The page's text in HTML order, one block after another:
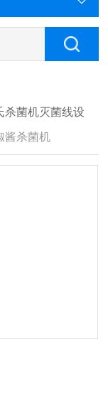
杀菌机灭菌线设
酱杀菌机